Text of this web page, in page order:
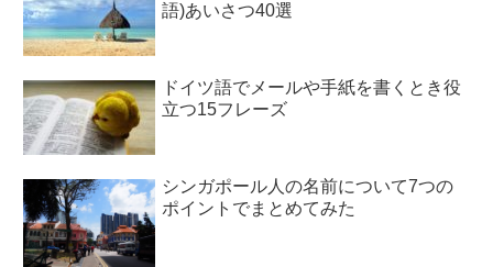
語)あいさつ40選
ドイツ語でメールや手紙を書くとき役
立つ15フレーズ
シンガポール人の名前について7つの
ポイントでまとめてみた